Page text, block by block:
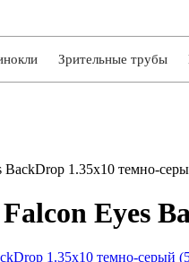
Зрительные трубы
1.35x10 темно-
Eyes